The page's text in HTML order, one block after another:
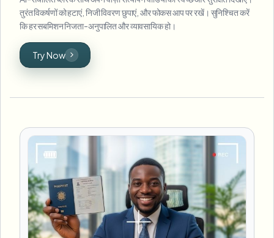
तुरंत विकर्षणों को हटाएं, निजी विवरण छुपाएं, और फोकस आप पर रखें। सुनिश्चित करें
कि हर सबमिशन निजता-अनुपालित और व्यावसायिक हो।
Try Now